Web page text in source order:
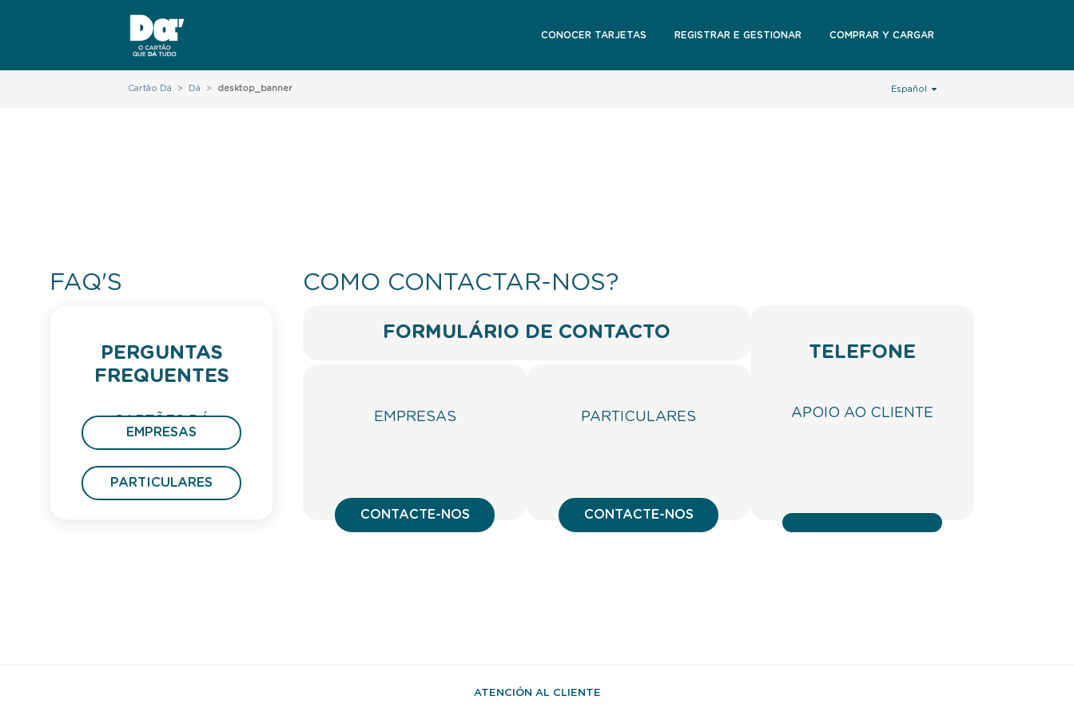
CONOCER TARJETAS REGISTRAR E GESTIONAR COMPRAR Y CARGAR
Cartão Dá > Dá > desktop_banner Español
FAQ'S
PERGUNTAS
FREQUENTES
CARTÕES DÁ
PRESENTE
EMPRESAS
PARTICULARES
COMO CONTACTAR-NOS?
FORMULÁRIO DE CONTACTO
EMPRESAS
CONTACTE-NOS
PARTICULARES
CONTACTE-NOS
TELEFONE
APOIO AO CLIENTE
ATENCIÓN AL CLIENTE